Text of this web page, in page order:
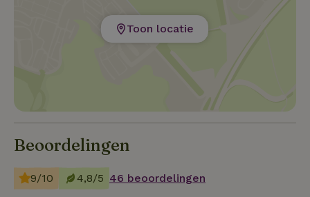
Toon locatie
Beoordelingen
9/10 4,8/5 46 beoordelingen